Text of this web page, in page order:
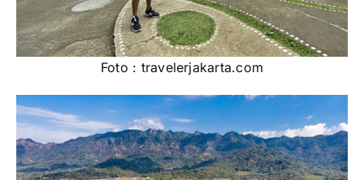
Foto : travelerjakarta.com